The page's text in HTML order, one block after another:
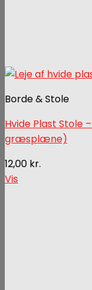
Borde & Stole
Hvide Plast Stole
græsplæne)
12,00 kr.
Vis